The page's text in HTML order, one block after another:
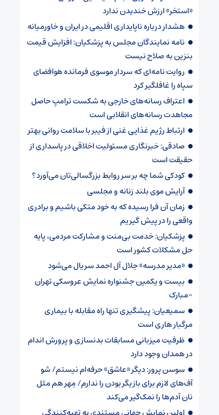
«استخر» ارزش خندیدن ندارد
هشدار درباره ناپایداری اقلیمی در ایران و خاورمیانه
نامه نمایندگان مجلس به پزشکیان: افزایش قیمت
بنزین به صلاح نیست
روایت نامه‌ای که سردار موسوی فرمانده هوافضای
سپاه را غافلگیر کرد
اعتراف رسانه‌های خارجی به شکست ترامپ حاصل
مجاهدت رسانه‌های انقلابی است
ارتباط رژیم غذایی غنی از فیبر با سلامت روانی بهتر
صادقی: خبرنگاری مسئولیت اخلاقی در پاسداری از
حقیقت است
کودکی شما چه بر سر روابط بزرگسالی‌تان می‌آورد؟
آرایش موی بلند زنانه و مجلسی
زمان آن فرا رسیده که به خود متکی باشیم و برادری
واقعی را در پیش گیریم
پزشکیان: خدمت بی‌منت و مشارکت مردمی، پایه
حل مشکلات کشور است
«مدیر مدرسه» جلال آل احمد سریال می‌شود
بیست و یکمین جشنواره نمایش عروسکی تهران
-مبارک
سمیعیان: پیشگیری تنها راه مقابله با بیماری
مرگبار هاری است
ظرفیت میزبانی مسابقات بدنسازی و پرورش اندام
در همدان وجود دارد
سوسن پرور: دیگر «عاشق» حرفه‌ام نیستم/ شو
آف‌های لازم برای بازیگر بودن را ندارم/ مِهر هم مثل
نان آدم‌ها را نمک‌گیر می‌کند